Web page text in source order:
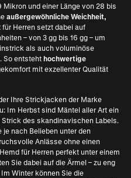
Mikron und einer Länge von 28 bis
außergewöhnliche Weichheit,
für Herren setzt dabei auf
– von 3 gg bis 16 gg – um
als auch voluminöse
So entsteht hochwertige
mit exzellenter Qualität
Ihre Strickjacken der Marke
Im Herbst sind Mäntel aller Art ein
des skandinavischen Labels.
je nach Belieben unter den
Anlässe ohne einen
für Herren perfekt unter einem
Sie dabei auf die Ärmel – zu eng
Winter können Sie die